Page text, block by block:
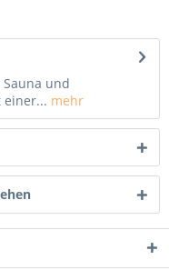
und
einer... mehr